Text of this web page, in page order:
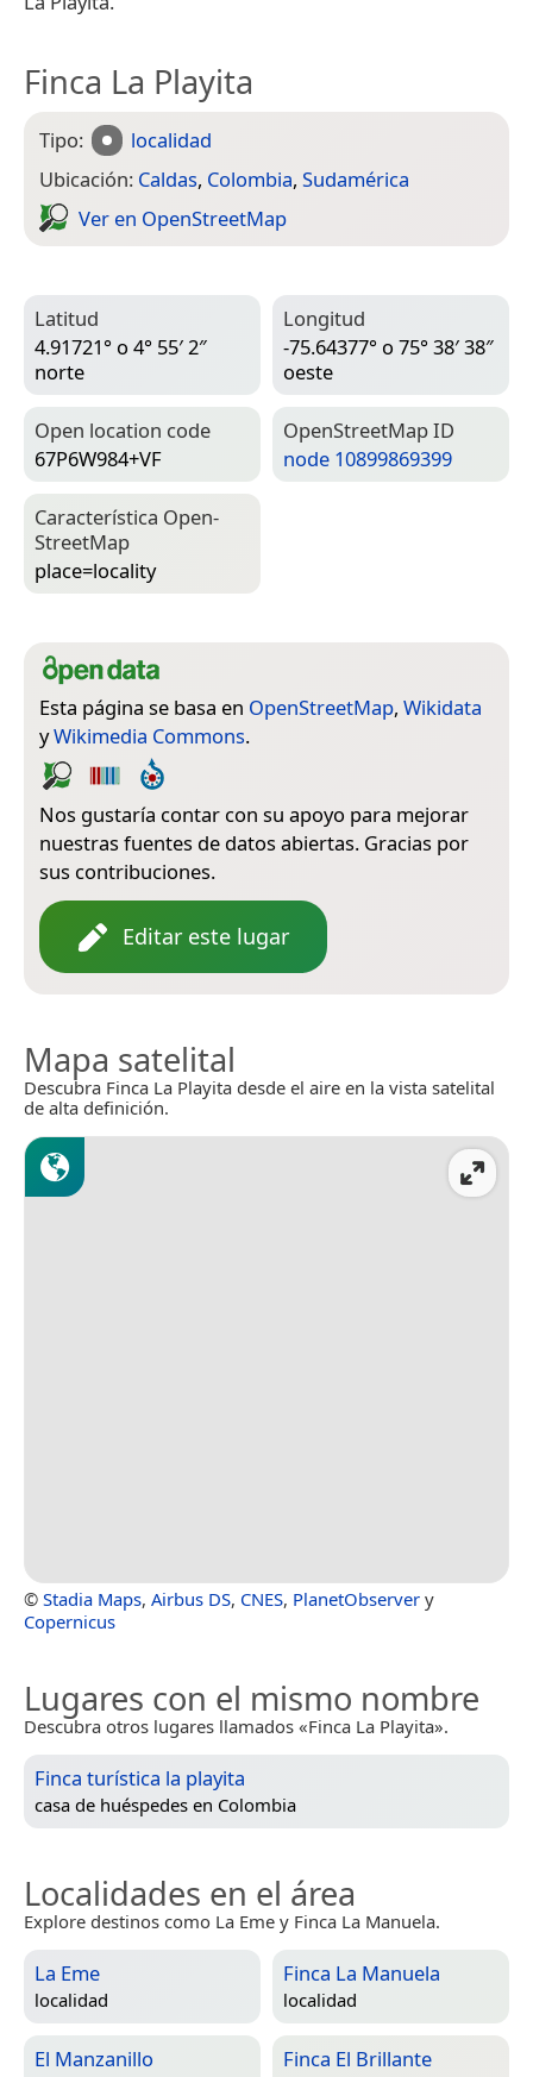
Finca La Playita
Tipo:
localidad
Ubicación: Caldas, Colombia, Sudamérica
Ver en Open­Street­Map
Latitud
4.91721° o 4° 55′ 2″
norte
Longitud
-75.64377° o 75° 38′ 38″
oeste
Open location code
67P6W984+VF
Open­Street­Map ID
node 10899869399
Característica Open­
Street­Map
place=­locality
Esta página se basa en OpenStreetMap, Wikidata
yWikimedia Commons.
Nos gustaría contar con su apoyo para mejorar
nuestras fuentes de datos abiertas. Gracias por
sus contribuciones.
Editar este lugar
Mapa satelital
Descubra Finca La Playita desde el aire en la vista satelital
de alta definición.
© Stadia Maps, Airbus DS, CNES, PlanetObserver y
Copernicus
Lugares con el mismo nombre
Descubra otros lugares llamados «Finca La Playita».
Finca turística la playita
casa de huéspedes en Colombia
Localidades en el área
Explore destinos como La Eme y Finca La Manuela.
La Eme
localidad
Finca La Manuela
localidad
El Manzanillo Finca El Brillante